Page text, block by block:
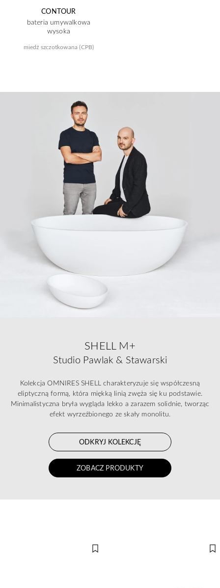
CONTOUR
bateria umywalkowa
wysoka
miedź szczotkowana (CPB)
SHELL M+
Studio Pawlak & Stawarski
Kolekcja OMNIRES SHELL charakteryzuje się współczesną
eliptyczną formą, która miękką linią zwęża się ku podstawie.
Minimalistyczna bryła wygląda lekko a zarazem solidnie, tworząc
efekt wyrzeźbionego ze skały monolitu.
ODKRYJ KOLEKCJĘ
ZOBACZ PRODUKTY